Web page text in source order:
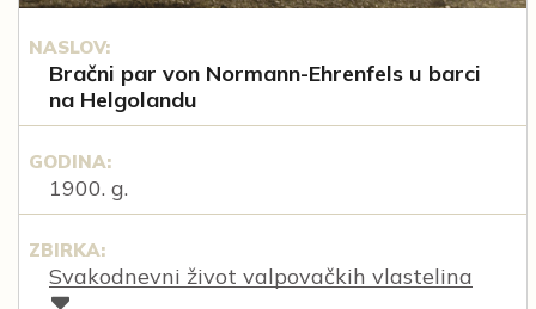
NASLOV:
Bračni par von Normann-Ehrenfels u barci
na Helgolandu
GODINA:
1900. g.
ZBIRKA:
Svakodnevni život valpovačkih vlastelina